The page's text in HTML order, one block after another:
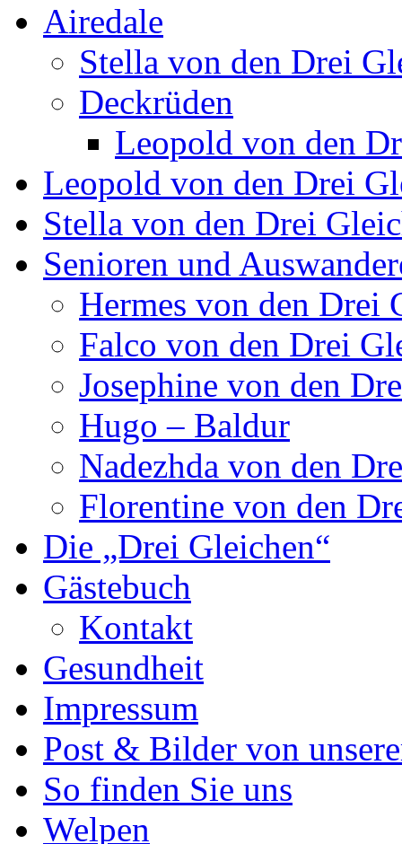
Airedale
Stella von den Drei
Deckrüden
Leopold von den
Leopold von den Drei
Stella von den Drei
Senioren und
Hermes von den Drei
Falco von den Drei
Josephine von den
Hugo – Baldur
Nadezhda von den
Florentine von den
Die „Drei Gleichen“
Gästebuch
Kontakt
Gesundheit
Impressum
Post & Bilder von
So finden Sie uns
Welpen